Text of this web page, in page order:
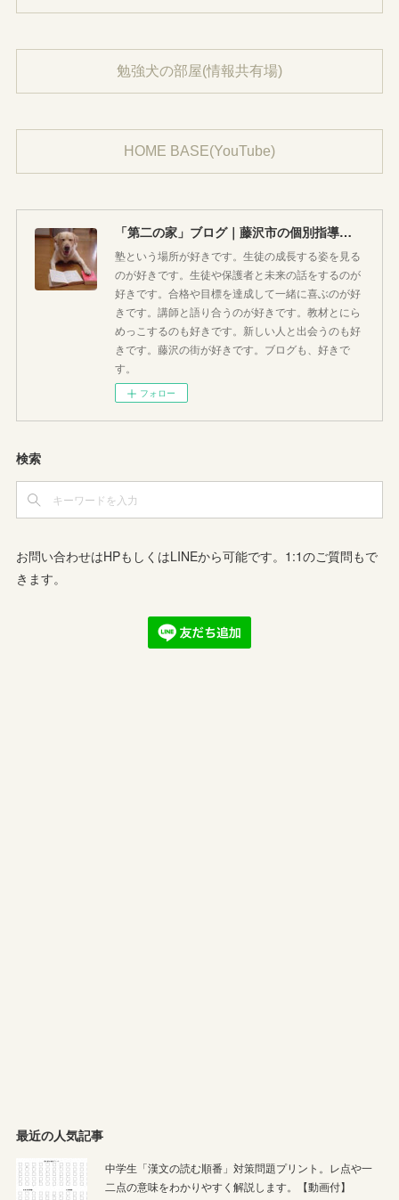
勉強犬の部屋(情報共有場)
HOME BASE(YouTube)
「第二の家」ブログ｜藤沢市の個別指導塾のお話
塾という場所が好きです。生徒の成長する姿を見る
のが好きです。生徒や保護者と未来の話をするのが
好きです。合格や目標を達成して一緒に喜ぶのが好
きです。講師と語り合うのが好きです。教材とにら
めっこするのも好きです。新しい人と出会うのも好
きです。藤沢の街が好きです。ブログも、好きで
す。
フォロー
検索
お問い合わせはHPもしくはLINEから可能です。1:1のご質問もで
きます。
最近の人気記事
中学生「漢文の読む順番」対策問題プリント。レ点や一
二点の意味をわかりやすく解説します。【動画付】